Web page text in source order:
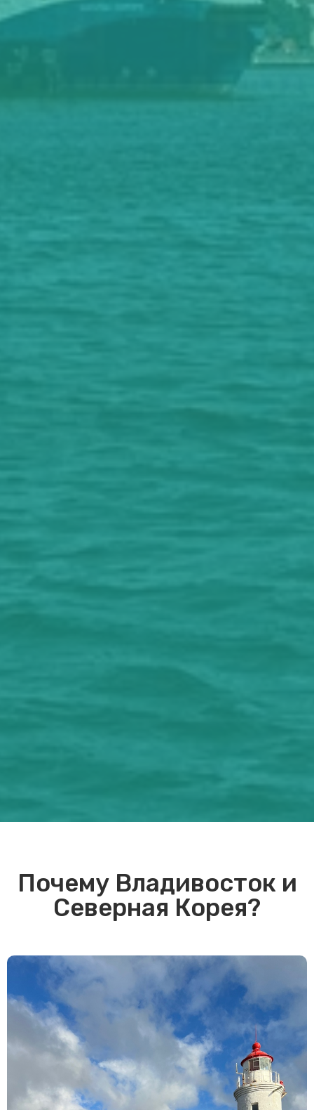
Почему Владивосток и
Северная Корея?